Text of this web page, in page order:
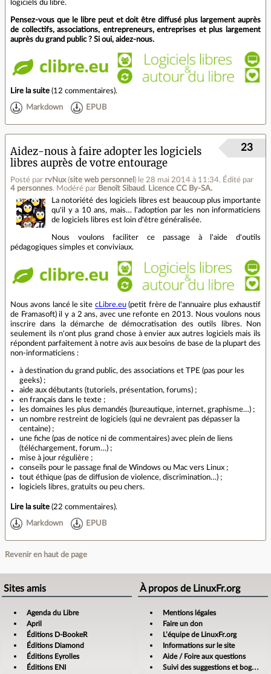
logiciels du libre.
Pensez-vous que le libre peut et doit être diffusé plus largement auprès
de collectifs, associations, entrepreneurs, entreprises et plus largement
auprès du grand public ? Si oui, aidez-nous.
Lire la suite (12 commentaires).
Markdown EPUB
Aidez-nous à faire adopter les logiciels
libres auprès de votre entourage
Posté par rvNux(site web personnel ) le 28 mai 2014 à 11:34. Édité par
4 personnes. Modéré par Benoît Sibaud. Licence CC By‑SA.
23
La notoriété des logiciels libres est beaucoup plus importante
qu'il y a 10 ans, mais… l'adoption par les non informaticiens
de logiciels libres est loin d'être généralisée.
Nous voulons faciliter ce passage à l'aide d'outils
pédagogiques simples et conviviaux.
Nous avons lancé le site cLibre.eu(petit frère de l'annuaire plus exhaustif
de Framasoft) il y a 2 ans, avec une refonte en 2013. Nous voulons nous
inscrire dans la démarche de démocratisation des outils libres. Non
seulement ils n'ont plus grand chose à envier aux autres logiciels mais ils
répondent parfaitement à notre avis aux besoins de base de la plupart des
non-informaticiens :
à destination du grand public, des associations et TPE (pas pour les
geeks) ;
aide aux débutants (tutoriels, présentation, forums) ;
en français dans le texte ;
les domaines les plus demandés (bureautique, internet, graphisme…) ;
un nombre restreint de logiciels (qui ne devraient pas dépasser la
centaine) ;
une fiche (pas de notice ni de commentaires) avec plein de liens
(téléchargement, forum…) ;
mise à jour régulière ;
conseils pour le passage final de Windows ou Mac vers Linux ;
tout éthique (pas de diffusion de violence, discrimination…) ;
logiciels libres, gratuits ou peu chers.
Lire la suite (22 commentaires).
Markdown EPUB
Revenir en haut de page
Sites amis
Agenda du Libre
April
Éditions D-BookeR
Éditions Diamond
Éditions Eyrolles
Éditions ENI
À propos de LinuxFr.org
Mentions légales
Faire un don
L’équipe de LinuxFr.org
Informations sur le site
Aide / Foire aux questions
Suivi des suggestions et bogues